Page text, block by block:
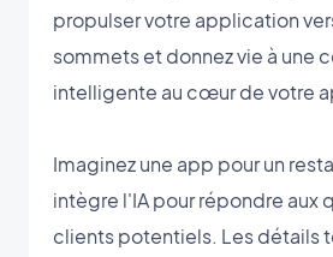
propulser votre application
sommets et donnez vie à une
intelligente au cœur de votre
Imaginez une app pour un
intègre l'IA pour répondre aux
clients potentiels. Les détails